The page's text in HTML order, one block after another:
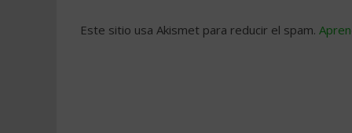
Este sitio usa Akismet para reducir el spam.